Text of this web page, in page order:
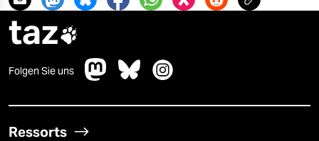
taz
Folgen Sie uns
Ressorts